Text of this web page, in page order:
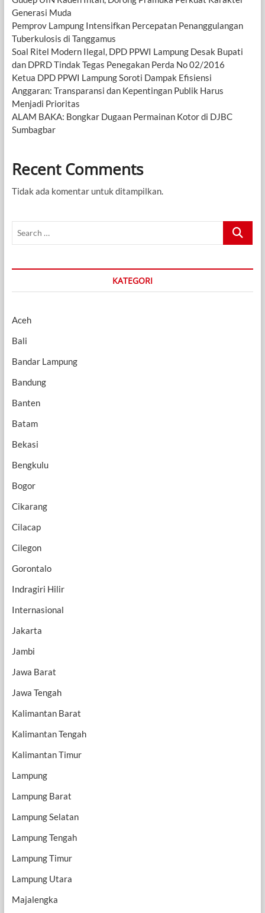
Generasi Muda
Pemprov Lampung Intensifkan Percepatan Penanggulangan
Tuberkulosis di Tanggamus
Soal Ritel Modern Ilegal, DPD PPWI Lampung Desak Bupati
dan DPRD Tindak Tegas Penegakan Perda No 02/2016
Ketua DPD PPWI Lampung Soroti Dampak Efisiensi
Anggaran: Transparansi dan Kepentingan Publik Harus
Menjadi Prioritas
ALAM BAKA: Bongkar Dugaan Permainan Kotor di DJBC
Sumbagbar
Recent Comments
Tidak ada komentar untuk ditampilkan.
Search
KATEGORI
Aceh
Bali
Bandar Lampung
Bandung
Banten
Batam
Bekasi
Bengkulu
Bogor
Cikarang
Cilacap
Cilegon
Gorontalo
Indragiri Hilir
Internasional
Jakarta
Jambi
Jawa Barat
Jawa Tengah
Kalimantan Barat
Kalimantan Tengah
Kalimantan Timur
Lampung
Lampung Barat
Lampung Selatan
Lampung Tengah
Lampung Timur
Lampung Utara
Majalengka